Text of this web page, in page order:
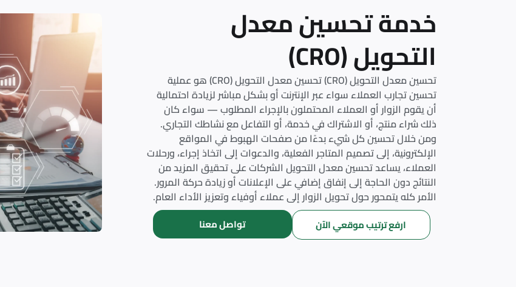
خدمة تحسين معدل
التحويل (CRO)
تحسين معدل التحويل (CRO) تحسين معدل التحويل (CRO) هو عملية
تحسين تجارب العملاء سواء عبر الإنترنت أو بشكل مباشر لزيادة احتمالية
أن يقوم الزوار أو العملاء المحتملون بالإجراء المطلوب — سواء كان
ذلك شراء منتج، أو الاشتراك في خدمة، أو التفاعل مع نشاطك التجاري.
ومن خلال تحسين كل شيء بدءًا من صفحات الهبوط في المواقع
الإلكترونية، إلى تصميم المتاجر الفعلية، والدعوات إلى اتخاذ إجراء، ورحلات
العملاء، يساعد تحسين معدل التحويل الشركات على تحقيق المزيد من
النتائج دون الحاجة إلى إنفاق إضافي على الإعلانات أو زيادة حركة المرور.
الأمر كله يتمحور حول تحويل الزوار إلى عملاء أوفياء وتعزيز الأداء العام.
ارفع ترتيب موقعي الآن تواصل معنا